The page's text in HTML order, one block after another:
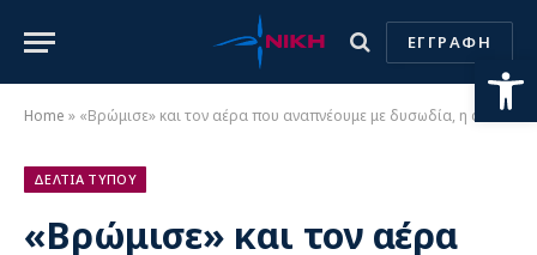
ΕΓΓΡΑΦΗ
Home » «Βρώμισε» και τον αέρα που αναπνέουμε με δυσωδία, η ανυπόληπτη κυβέρνηση
ΔΕΛΤΙΑ ΤΥΠΟΥ
«Βρώμισε» και τον αέρα